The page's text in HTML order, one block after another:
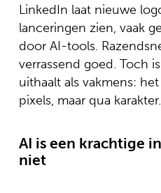
LinkedIn laat nieuwe
lanceringen zien, vaak
door AI-tools.
verrassend goed. Toch
uithaalt als vakmens:
pixels, maar qua karakter.
AI is een krachtige
niet